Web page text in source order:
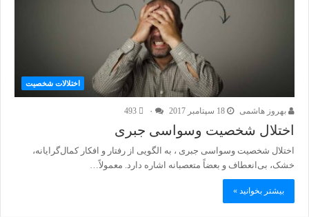
اختلالات شخصیت
بهروز هاشمی 18 سپتامبر 2017 493
اختلال شخصیت وسواسی جبری
اختلال شخصیت وسواسی جبری ، به الگویی از رفتار و افکار کمال‌گرایانه،
خشک، بی‌انعطاف و بعضاً متعصبانه اشاره دارد. معمولاً…
بیشتر بخوانید »